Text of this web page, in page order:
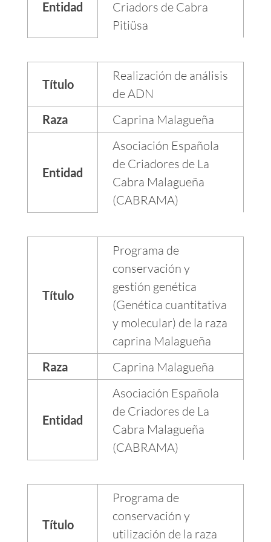
Entidad
Criadors de Cabra
Pitiüsa
Título
Realización de análisis
de ADN
Raza
Caprina Malagueña
Entidad
Asociación Española
de Criadores de La
Cabra Malagueña
(CABRAMA)
Título
Programa de
conservación y
gestión genética
(Genética cuantitativa
y molecular) de la raza
caprina Malagueña
Raza
Caprina Malagueña
Entidad
Asociación Española
de Criadores de La
Cabra Malagueña
(CABRAMA)
Título
Programa de
conservación y
utilización de la raza